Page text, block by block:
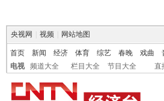
央视网
视频 网站地图
首页 新闻 经济 体育 综艺 春晚 戏曲
电视
频道大全 栏目大全 节目大全 直